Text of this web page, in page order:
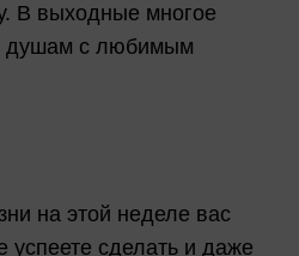
В выходные многое
душам с любимым
на этой неделе вас
успеете сделать и даже